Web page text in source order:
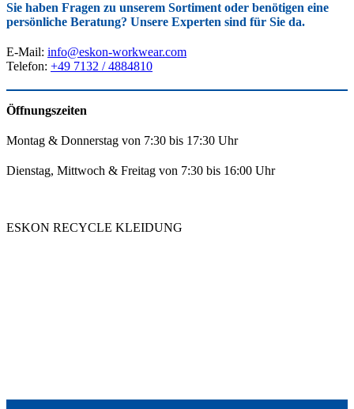
Sie haben Fragen zu unserem Sortiment oder benötigen eine
persönliche Beratung? Unsere Experten sind für Sie da.
E-Mail: info@eskon-workwear.com
Telefon: +49 7132 / 4884810
Öffnungszeiten
Montag & Donnerstag von 7:30 bis 17:30 Uhr
Dienstag, Mittwoch & Freitag von 7:30 bis 16:00 Uhr
ESKON RECYCLE KLEIDUNG